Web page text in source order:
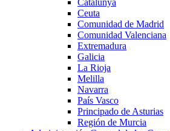
Ceuta
Comunidad de Madrid
Comunidad Valenciana
Extremadura
Galicia
La Rioja
Melilla
Navarra
País Vasco
Principado de Asturias
Región de Murcia